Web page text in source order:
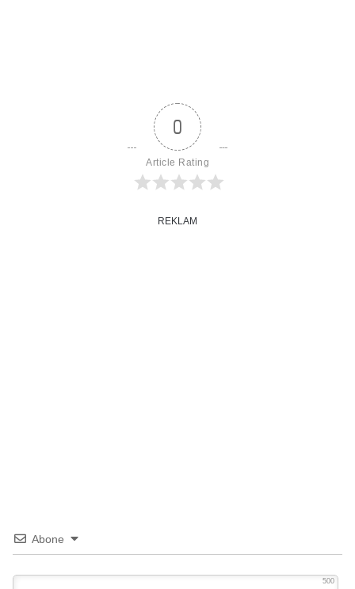
0
Article Rating
REKLAM
Abone
500